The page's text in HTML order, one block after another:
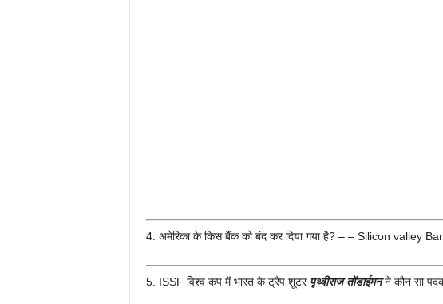
4. अमेरिका के किस बैंक को बंद कर दिया गया है? – – Silicon valley
5. ISSF विश्व कप में भारत के ट्रैप शूटर पृथ्वीराज तोंडाईमनने कौन सा